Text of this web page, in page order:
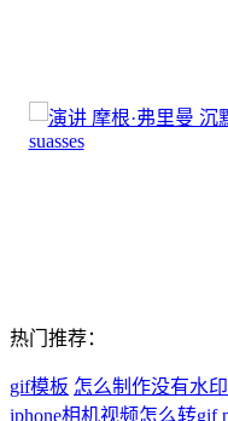
热门推荐：
gif模板 怎么制作没有水
iphone相机视频怎么转gif